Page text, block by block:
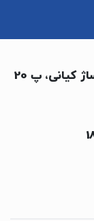
کیانی، پ 20